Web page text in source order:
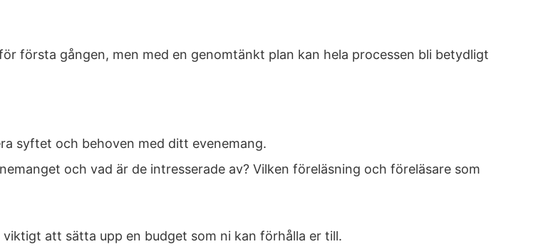
första gången, men med en genomtänkt plan kan hela processen bli betydligt
syftet och behoven med ditt evenemang.
och vad är de intresserade av? Vilken föreläsning och föreläsare som
att sätta upp en budget som ni kan förhålla er till.